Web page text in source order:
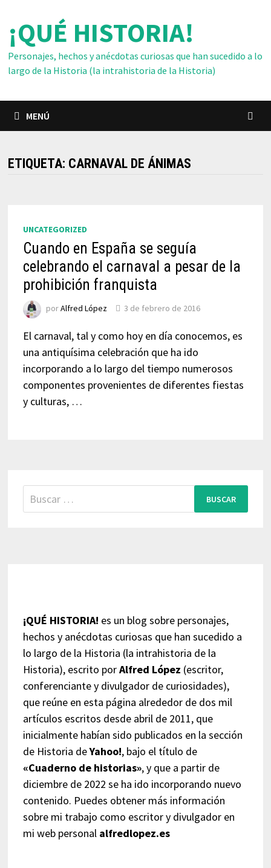
contenido
¡QUÉ HISTORIA!
Personajes, hechos y anécdotas curiosas que han sucedido a lo
largo de la Historia (la intrahistoria de la Historia)
MENÚ
ETIQUETA: CARNAVAL DE ÁNIMAS
UNCATEGORIZED
Cuando en España se seguía
celebrando el carnaval a pesar de la
prohibición franquista
porAlfred López 3 de febrero de 2016
El carnaval, tal y como hoy en día conocemos, es
una antiquísima celebración que ha ido
incorporando a lo largo del tiempo numerosos
componentes provenientes de diferentes fiestas
y culturas, …
Buscar:
¡QUÉ HISTORIA! es un blog sobre personajes,
hechos y anécdotas curiosas que han sucedido a
lo largo de la Historia (la intrahistoria de la
Historia), escrito porAlfred López (escritor,
conferenciante y divulgador de curiosidades),
que reúne en esta página alrededor de dos mil
artículos escritos desde abril de 2011, que
inicialmente habían sido publicados en la sección
de Historia deYahoo!, bajo el título de
«Cuaderno de historias», y que a partir de
diciembre de 2022 se ha ido incorporando nuevo
contenido. Puedes obtener más información
sobre mi trabajo como escritor y divulgador en
mi web personal alfredlopez.es